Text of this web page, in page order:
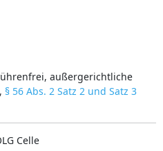
außergerichtliche
§ 56 Abs. 2 Satz 2 und Satz 3
Celle